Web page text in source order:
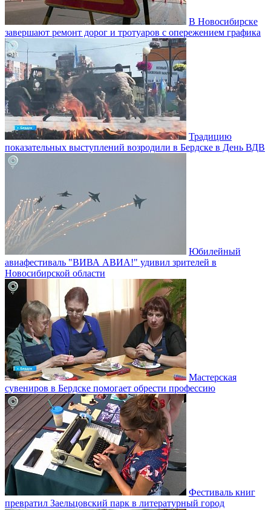
В Новосибирске
завершают ремонт дорог и тротуаров с опережением графика
Традицию
показательных выступлений возродили в Бердске в День ВДВ
Юбилейный
авиафестиваль "ВИВА АВИА!" удивил зрителей в
Новосибирской области
Мастерская
сувениров в Бердске помогает обрести профессию
Фестиваль книг
превратил Заельцовский парк в литературный город